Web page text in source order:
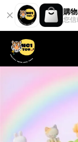
購
您信